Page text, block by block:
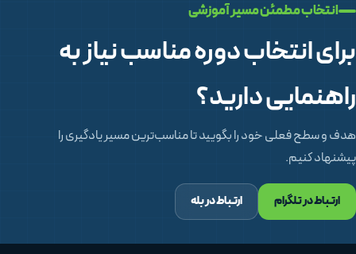
انتخاب مطمئن مسیر آموزشی
برای انتخاب دوره مناسب نیاز به
راهنمایی دارید؟
هدف و سطح فعلی خود را بگویید تا مناسب‌ترین مسیر یادگیری را
پیشنهاد کنیم.
ارتباط در تلگرام ارتباط در بله